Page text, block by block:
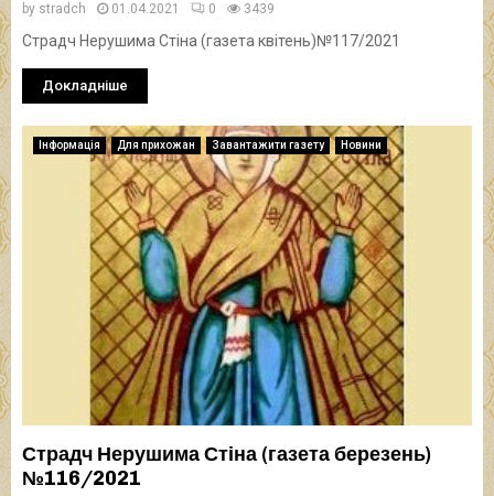
by stradch 01.04.2021 0 3439
Страдч Нерушима Стіна (газета квітень)№117/2021
Докладніше
Інформація Для прихожан Завантажити газету Новини
Страдч Нерушима Стіна (газета березень)
№116/2021